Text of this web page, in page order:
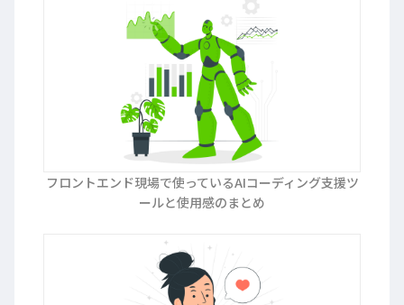
フロントエンド現場で使っているAIコーディング支援ツ
ールと使用感のまとめ